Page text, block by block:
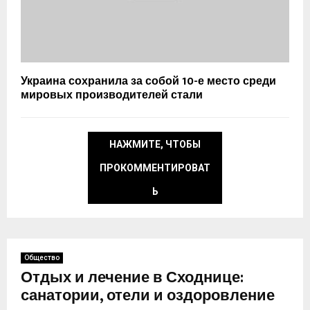
Украина сохранила за собой 10-е место среди
мировых производителей стали
НАЖМИТЕ, ЧТОБЫ
ПРОКОММЕНТИРОВАТ
Ь
Общество
Отдых и лечение в Сходнице:
санатории, отели и оздоровление